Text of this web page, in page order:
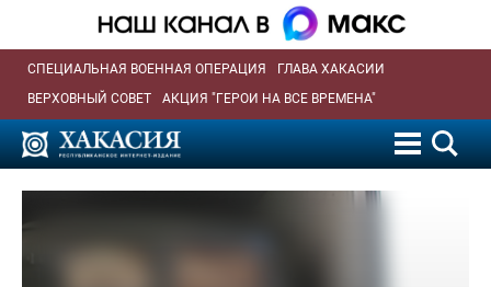
СПЕЦИАЛЬНАЯ ВОЕННАЯ ОПЕРАЦИЯ
ГЛАВА ХАКАСИИ
ВЕРХОВНЫЙ СОВЕТ
АКЦИЯ "ГЕРОИ НА ВСЕ ВРЕМЕНА"